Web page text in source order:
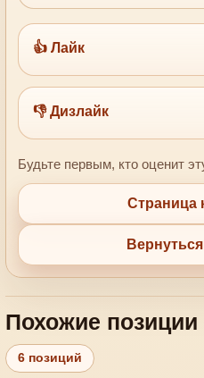
👍 Лайк
👎 Дизлайк
Будьте первым, кто оценит
Страница
Похожие позиции
6 позиций